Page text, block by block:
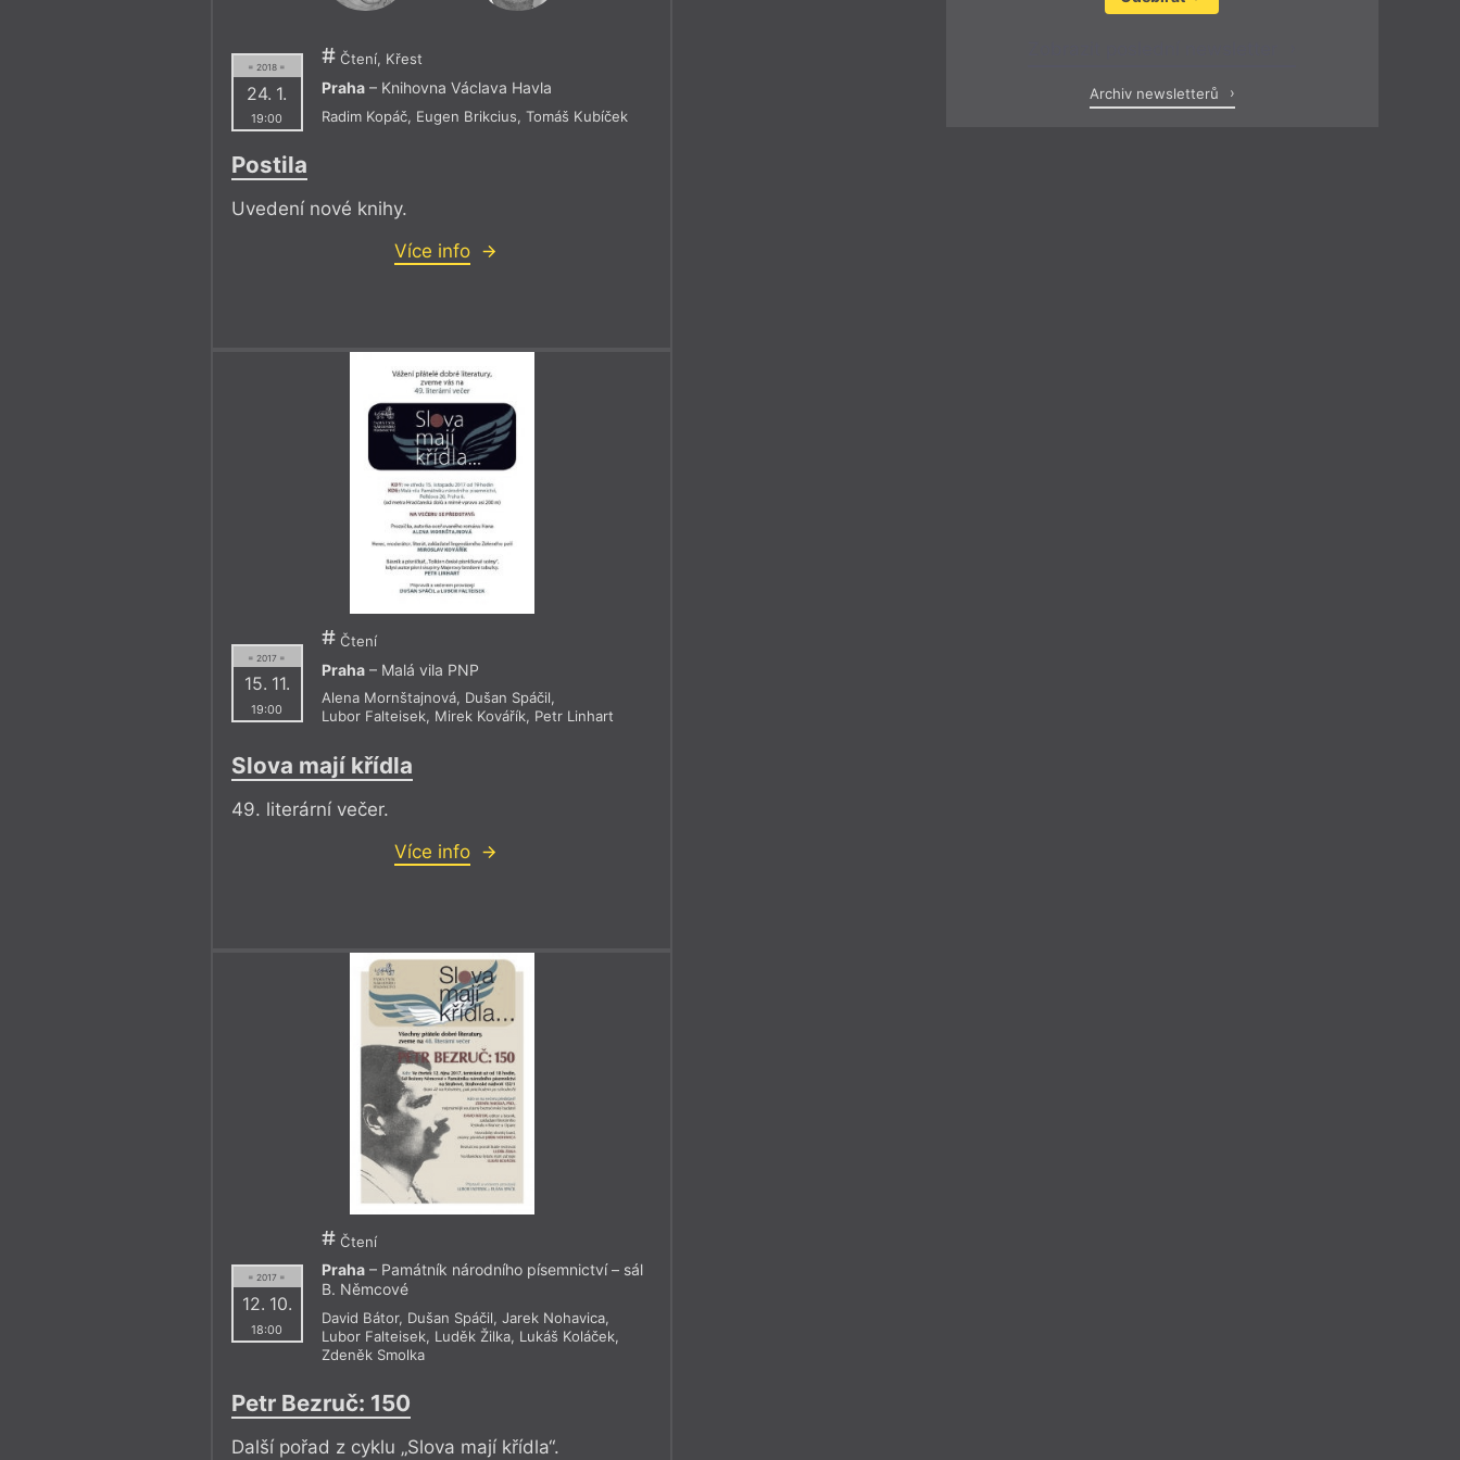
= 2018 =
24. 1.
19:00
Čtení, Křest
Praha – Knihovna Václava Havla
Radim Kopáč, Eugen Brikcius,Tomáš Kubíček
Postila
Uvedení nové knihy.
Více info
= 2017 =
15. 11.
19:00
Čtení
Praha – Malá vila PNP
Alena Mornštajnová, Dušan Spáčil,
Lubor Falteisek, Mirek Kovářík, Petr Linhart
Slova mají křídla
49. literární večer.
Více info
= 2017 =
12. 10.
18:00
Čtení
Praha – Památník národního písemnictví – sál
B. Němcové
David Bátor, Dušan Spáčil,Jarek Nohavica,
Lubor Falteisek, Luděk Žilka, Lukáš Koláček,
Zdeněk Smolka
Petr Bezruč: 150
Další pořad z cyklu „Slova mají křídla“.
Archiv newsletterů